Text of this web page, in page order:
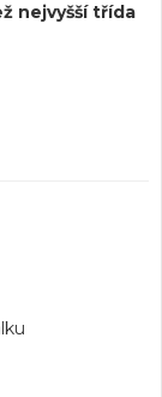
nejvyšší třída